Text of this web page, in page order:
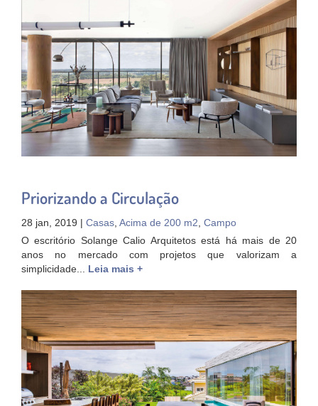
Priorizando a Circulação
28 jan, 2019 | Casas Acima de 200 m2 Campo
O escritório Solange Calio Arquitetos está há mais de 20
anos no mercado com projetos que valorizam a
simplicidade... Leia mais +